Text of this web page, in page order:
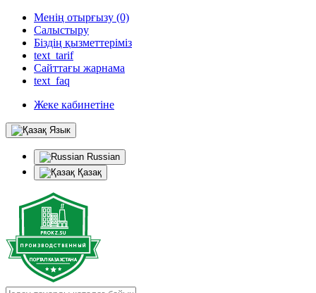
Менің отырғызу (0)
Салыстыру
Біздің қызметтеріміз
text_tarif
Сайттағы жарнама
text_faq
Жеке кабинетіне
Язык
Russian
Қазақ